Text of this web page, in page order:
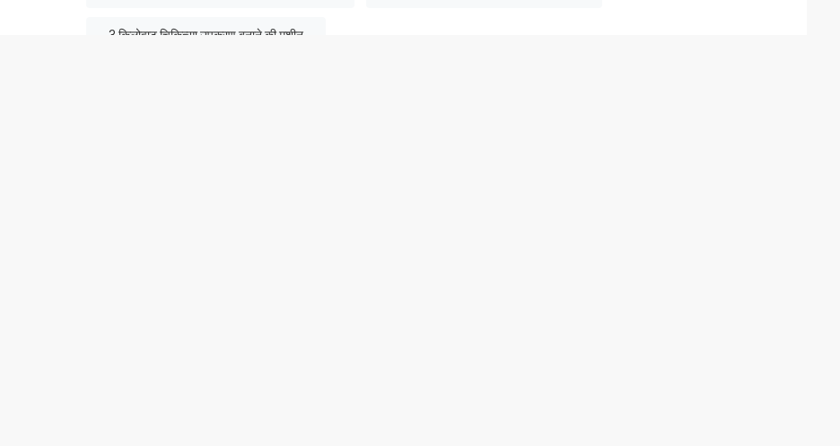
3 किलोवाट चिकित्सा उपकरण बनाने की मशीन